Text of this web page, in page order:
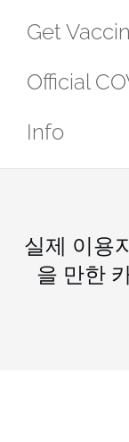
Get
Official
Info
실제 이용
을 만한